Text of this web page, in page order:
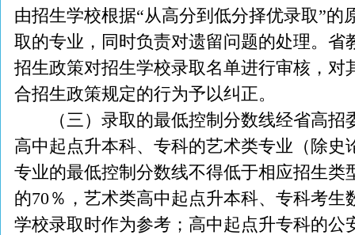
由招生学校根据“从高分到低分择优录取”的
取的专业，同时负责对遗留问题的处理。省
招生政策对招生学校录取名单进行审核，对
合招生政策规定的行为予以纠正。
（三）录取的最低控制分数线经省高招
高中起点升本科、专科的艺术类专业（除史
专业的最低控制分数线不得低于相应招生类
的70％，艺术类高中起点升本科、专科考
学校录取时作为参考；高中起点升专科的公